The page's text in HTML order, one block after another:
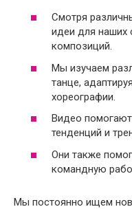
Смотря
идеи для наших
композиций.
Мы изучаем
танце,
хореографии.
Видео
тенденций и
Они также
командную
Мы постоянно ищем